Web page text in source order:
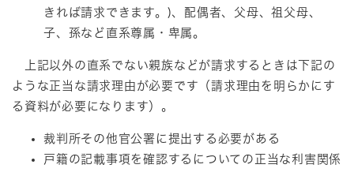
きれば請求できます。)、配偶者、父母、祖父母、
子、孫など直系尊属・卑属。
上記以外の直系でない親族などが請求するときは下記の
ような正当な請求理由が必要です（請求理由を明らかにす
る資料が必要になります）。
裁判所その他官公署に提出する必要がある
戸籍の記載事項を確認するについての正当な利害関係